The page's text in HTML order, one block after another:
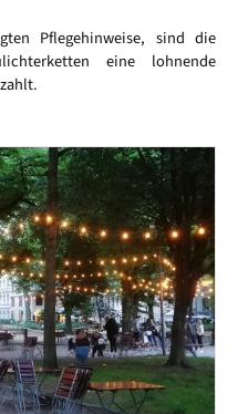
Pflegehinweise, sind die
eine lohnende